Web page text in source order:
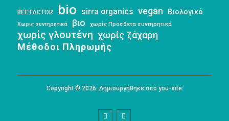
BEE FACTOR bio sirra organics vegan Βιολογικό
Χωρις συντηρητικά βιο χωρίς Πρόσθετα συντηρητικά
χωρίς γλουτένη χωρίς ζάχαρη
Μέθοδοι Πληρωμής
Copyright © 2026. Δημιουργήθηκε από you-site